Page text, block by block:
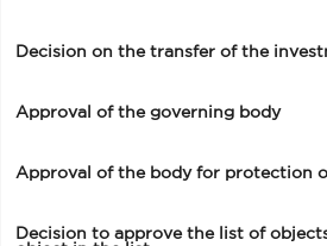
Decision on the transfer of the
Approval of the governing body
Approval of the body for protection
Decision to approve the list of